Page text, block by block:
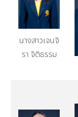
นางสาวเจนจิ
รา จิติธรรม